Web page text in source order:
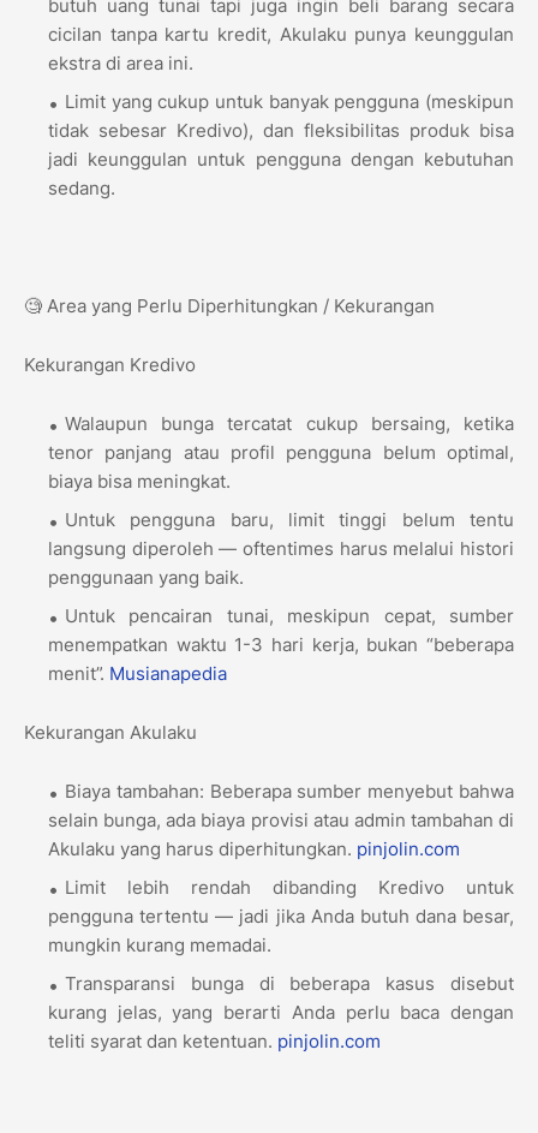
butuh uang tunai tapi juga ingin beli barang secara
cicilan tanpa kartu kredit, Akulaku punya keunggulan
ekstra di area ini.
Limit yang cukup untuk banyak pengguna (meskipun
tidak sebesar Kredivo), dan fleksibilitas produk bisa
jadi keunggulan untuk pengguna dengan kebutuhan
sedang.
🧐 Area yang Perlu Diperhitungkan / Kekurangan
Kekurangan Kredivo
Walaupun bunga tercatat cukup bersaing, ketika
tenor panjang atau profil pengguna belum optimal,
biaya bisa meningkat.
Untuk pengguna baru, limit tinggi belum tentu
langsung diperoleh — oftentimes harus melalui histori
penggunaan yang baik.
Untuk pencairan tunai, meskipun cepat, sumber
menempatkan waktu 1-3 hari kerja, bukan “beberapa
menit”. Musianapedia
Kekurangan Akulaku
Biaya tambahan: Beberapa sumber menyebut bahwa
selain bunga, ada biaya provisi atau admin tambahan di
Akulaku yang harus diperhitungkan. pinjolin.com
Limit lebih rendah dibanding Kredivo untuk
pengguna tertentu — jadi jika Anda butuh dana besar,
mungkin kurang memadai.
Transparansi bunga di beberapa kasus disebut
kurang jelas, yang berarti Anda perlu baca dengan
teliti syarat dan ketentuan. pinjolin.com